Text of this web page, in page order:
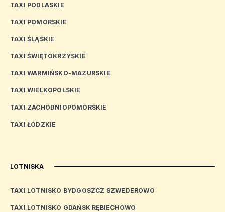
TAXI PODLASKIE
TAXI POMORSKIE
TAXI ŚLĄSKIE
TAXI ŚWIĘTOKRZYSKIE
TAXI WARMIŃSKO-MAZURSKIE
TAXI WIELKOPOLSKIE
TAXI ZACHODNIOPOMORSKIE
TAXI ŁÓDZKIE
LOTNISKA
TAXI LOTNISKO BYDGOSZCZ SZWEDEROWO
TAXI LOTNISKO GDAŃSK RĘBIECHOWO